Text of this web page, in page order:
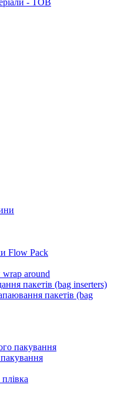
Flow Pack
around
пакетів (bag inserters)
пакетів (bag
пакування